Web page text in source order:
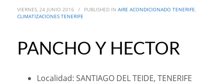
VIERNES, 24 JUNIO 2016 / PUBLISHED IN AIRE ACONDICIONADO TENERIFE,
CLIMATIZACIONES TENERIFE
PANCHO Y HECTOR
Localidad: SANTIAGO DEL TEIDE, TENERIFE